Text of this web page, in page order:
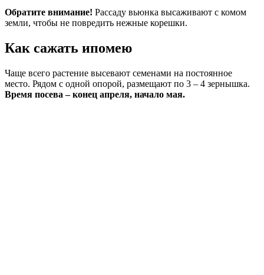
Обратите внимание! Рассаду вьюнка высаживают с комом
земли, чтобы не повредить нежные корешки.
Как сажать ипомею
Чаще всего растение высевают семенами на постоянное
место. Рядом с одной опорой, размещают по 3 – 4 зернышка.
Время посева – конец апреля, начало мая.